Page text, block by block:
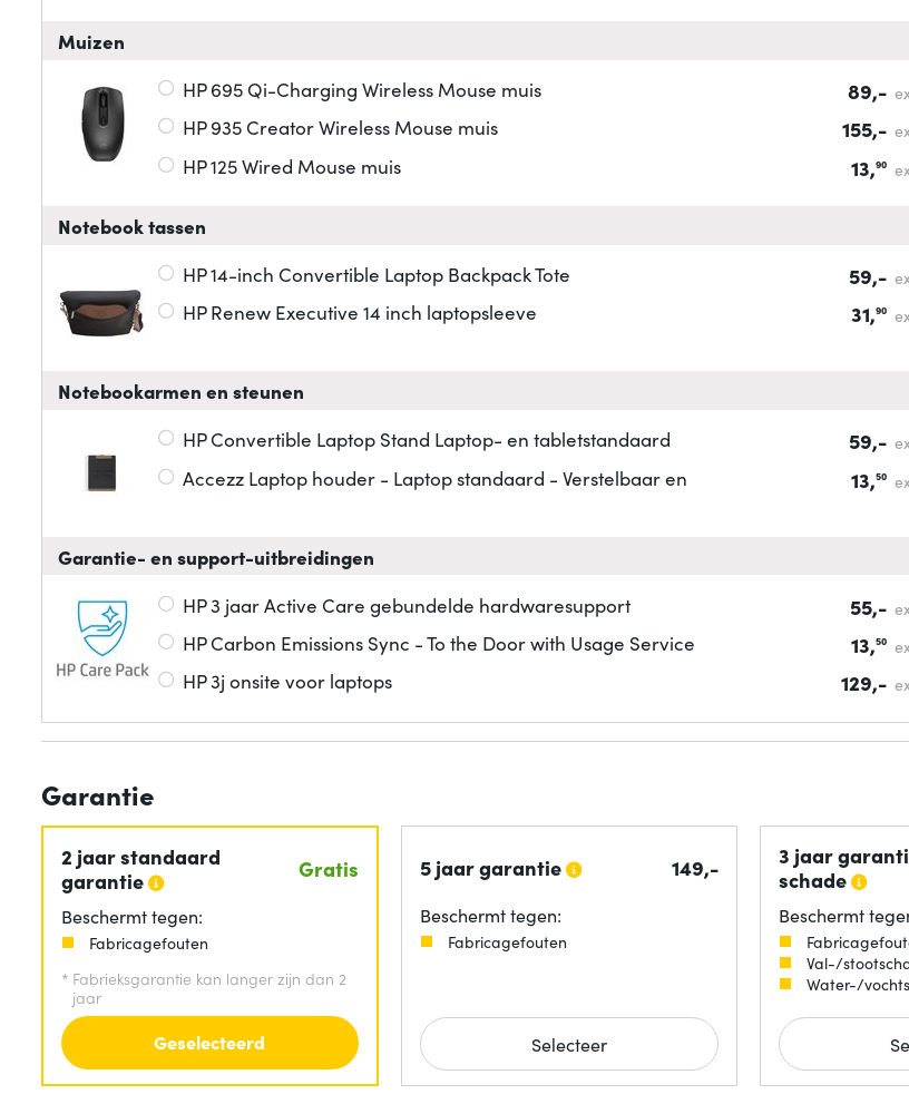
Muizen
HP 695 Qi-Charging Wireless Mouse muis 89,-
HP 935 Creator Wireless Mouse muis 155,-
HP 125 Wired Mouse muis 13,90
Notebook tassen
HP 14-inch Convertible Laptop Backpack Tote 59,-
HP Renew Executive 14 inch laptopsleeve 31,90
Notebookarmen en steunen
HP Convertible Laptop Stand Laptop- en tabletstandaard 59,-
Accezz Laptop houder - Laptop standaard - Verstelbaar en 13,50
Garantie- en support-uitbreidingen
HP 3 jaar Active Care gebundelde hardwaresupport 55,-
HP Carbon Emissions Sync - To the Door with Usage Service 13,50
HP 3j onsite voor laptops 129,-
Garantie
2 jaar standaard
garantie
Gratis
Beschermt tegen:
Fabricagefouten
* Fabrieksgarantie kan langer zijn dan 2
jaar
Geselecteerd
5 jaar garantie 149,-
Beschermt tegen:
Fabricagefouten
Selecteer
3 jaar
schade
Beschermt
Val-/
Water-/